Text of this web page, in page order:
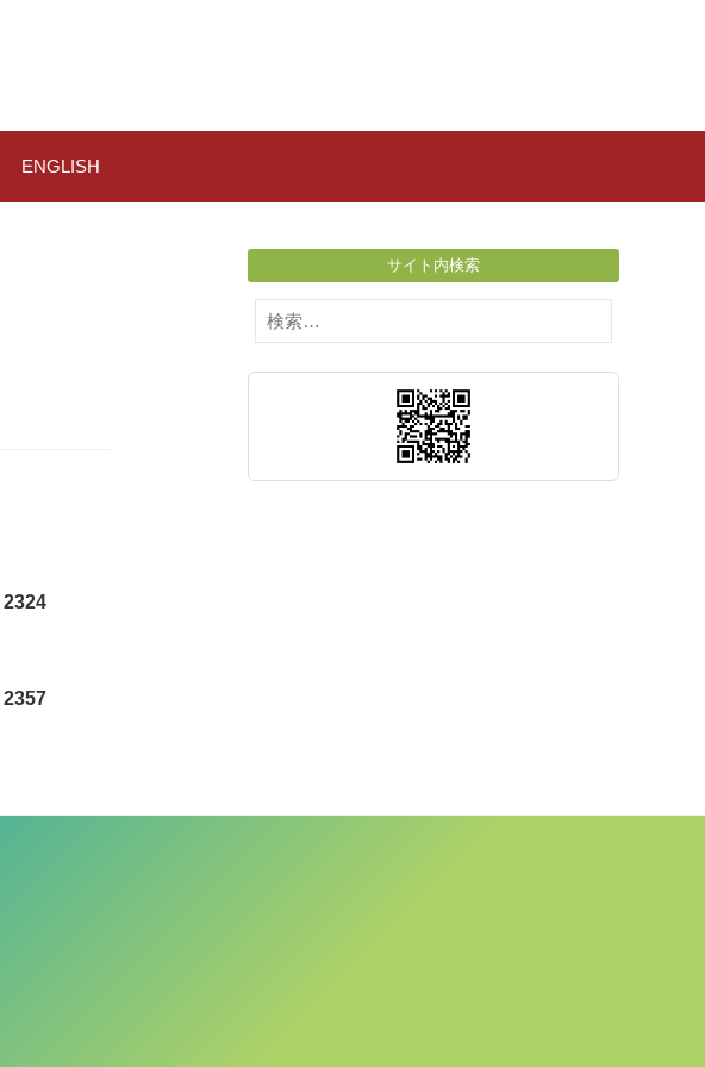
ENGLISH
2324
2357
サイト内検索
検
索: